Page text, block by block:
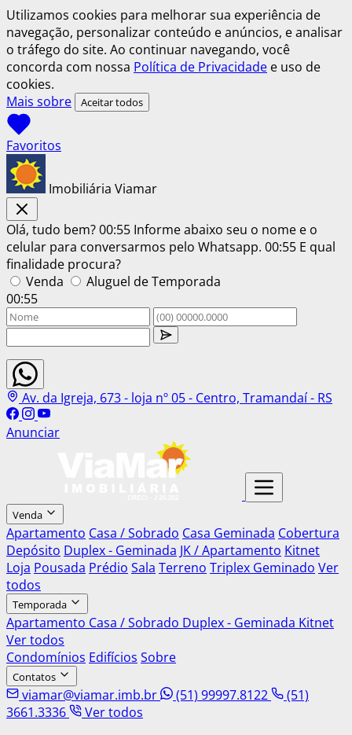
Utilizamos cookies para melhorar sua experiência de
navegação, personalizar conteúdo e anúncios, e analisar
o tráfego do site. Ao continuar navegando, você
concorda com nossa Política de Privacidade e uso de
cookies.
Mais sobre
Aceitar todos
Favoritos
Imobiliária Viamar
Olá, tudo bem?00:55 Informe abaixo seu o nome e o
celular para conversarmos pelo Whatsapp. 00:55 E qual
finalidade procura?
Venda
Aluguel de Temporada
00:55
Av. da Igreja, 673 - loja nº 05 - Centro, Tramandaí - RS
Anunciar
Venda
Apartamento Casa / Sobrado Casa Geminada Cobertura
Depósito Duplex - Geminada JK / Apartamento Kitnet
Loja Pousada Prédio Sala Terreno Triplex Geminado Ver
todos
Temporada
Apartamento Casa / Sobrado Duplex - Geminada Kitnet
Ver todos
Condomínios Edifícios Sobre
Contatos
viamar@viamar.imb.br (51) 99997.8122
(51)
3661.3336
Ver todos